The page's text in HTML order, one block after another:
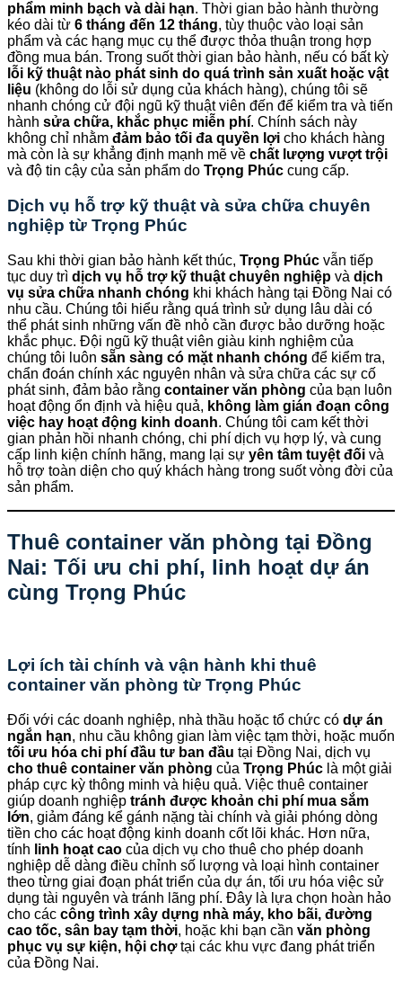
phẩm minh bạch và dài hạn. Thời gian bảo hành thường
kéo dài từ 6 tháng đến 12 tháng, tùy thuộc vào loại sản
phẩm và các hạng mục cụ thể được thỏa thuận trong hợp
đồng mua bán. Trong suốt thời gian bảo hành, nếu có bất kỳ
lỗi kỹ thuật nào phát sinh do quá trình sản xuất hoặc vật
liệu (không do lỗi sử dụng của khách hàng), chúng tôi sẽ
nhanh chóng cử đội ngũ kỹ thuật viên đến để kiểm tra và tiến
hành sửa chữa, khắc phục miễn phí. Chính sách này
không chỉ nhằm đảm bảo tối đa quyền lợi cho khách hàng
mà còn là sự khẳng định mạnh mẽ về chất lượng vượt trội
và độ tin cậy của sản phẩm do Trọng Phúc cung cấp.
Dịch vụ hỗ trợ kỹ thuật và sửa chữa chuyên
nghiệp từ Trọng Phúc
Sau khi thời gian bảo hành kết thúc, Trọng Phúc vẫn tiếp
tục duy trì dịch vụ hỗ trợ kỹ thuật chuyên nghiệp và dịch
vụ sửa chữa nhanh chóng khi khách hàng tại Đồng Nai có
nhu cầu. Chúng tôi hiểu rằng quá trình sử dụng lâu dài có
thể phát sinh những vấn đề nhỏ cần được bảo dưỡng hoặc
khắc phục. Đội ngũ kỹ thuật viên giàu kinh nghiệm của
chúng tôi luôn sẵn sàng có mặt nhanh chóng để kiểm tra,
chẩn đoán chính xác nguyên nhân và sửa chữa các sự cố
phát sinh, đảm bảo rằng container văn phòng của bạn luôn
hoạt động ổn định và hiệu quả, không làm gián đoạn công
việc hay hoạt động kinh doanh. Chúng tôi cam kết thời
gian phản hồi nhanh chóng, chi phí dịch vụ hợp lý, và cung
cấp linh kiện chính hãng, mang lại sự yên tâm tuyệt đối và
hỗ trợ toàn diện cho quý khách hàng trong suốt vòng đời của
sản phẩm.
Thuê container văn phòng tại Đồng
Nai: Tối ưu chi phí, linh hoạt dự án
cùng Trọng Phúc
Lợi ích tài chính và vận hành khi thuê
container văn phòng từ Trọng Phúc
Đối với các doanh nghiệp, nhà thầu hoặc tổ chức có dự án
ngắn hạn, nhu cầu không gian làm việc tạm thời, hoặc muốn
tối ưu hóa chi phí đầu tư ban đầu tại Đồng Nai, dịch vụ
cho thuê container văn phòng của Trọng Phúc là một giải
pháp cực kỳ thông minh và hiệu quả. Việc thuê container
giúp doanh nghiệp tránh được khoản chi phí mua sắm
lớn, giảm đáng kể gánh nặng tài chính và giải phóng dòng
tiền cho các hoạt động kinh doanh cốt lõi khác. Hơn nữa,
tính linh hoạt cao của dịch vụ cho thuê cho phép doanh
nghiệp dễ dàng điều chỉnh số lượng và loại hình container
theo từng giai đoạn phát triển của dự án, tối ưu hóa việc sử
dụng tài nguyên và tránh lãng phí. Đây là lựa chọn hoàn hảo
cho các công trình xây dựng nhà máy, kho bãi, đường
cao tốc, sân bay tạm thời, hoặc khi bạn cần văn phòng
phục vụ sự kiện, hội chợtại các khu vực đang phát triển
của Đồng Nai.